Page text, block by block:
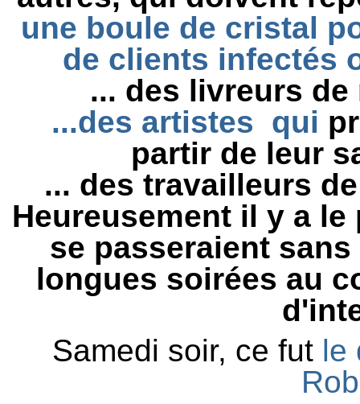
une boule de cristal
de clients infectés
... des livreurs
...des artistes qui
partir de leur
... des travailleurs
Heureusement il y a
se passeraient
longues soirées au
Samedi soir, ce futle